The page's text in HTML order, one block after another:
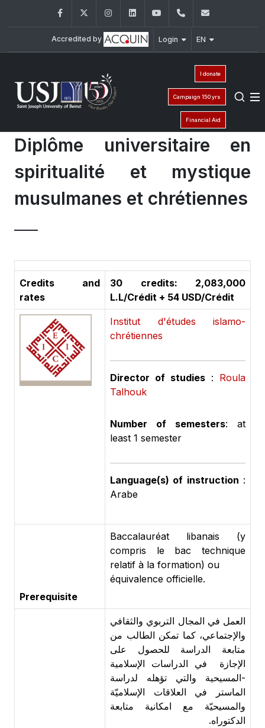
FacebookTwitter InstagramLinkedInYouTube+961 (1) 421 586
Accredited by Login EN
I donate
Campaign 150 yrs
Financial Aid
Diplôme universitaire en
spiritualité et mystique
musulmanes et chrétiennes
Credits and
rates
30 credits: 2,083,000
L.L/Crédit + 54 USD/Crédit
Institut d'études islamo-
chrétiennes
Director of studies : Roula
Talhouk
Number of semesters: at
least 1 semester
Language(s) of instruction :
Arabe
Prerequisite
Baccalauréat libanais (y
compris le bac technique
relatif à la formation) ou
équivalence officielle.
العمل في المجال التربوي والثقافي
والإجتماعي، كما تمكن الطالب من
متابعة الدراسة للحصول على
الإجازة في الدراسات الإسلامية
-المسيحية والتي تؤهله لدراسة
الماستر في العلاقات الإسلاميّة
والمسيحيّة مع امكانية متابعة
الدكتوراه.